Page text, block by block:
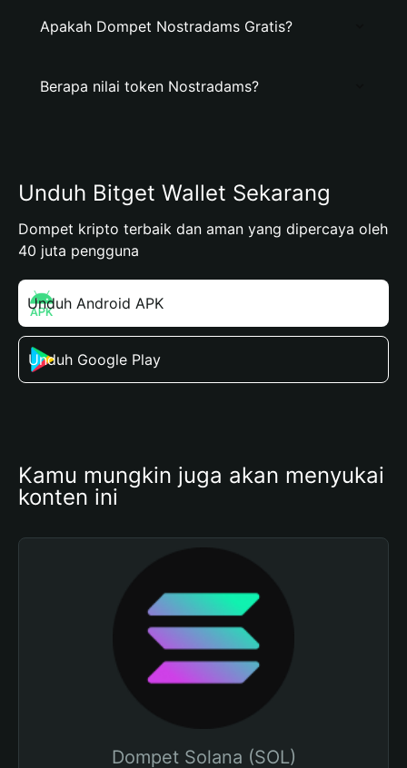
Apakah Dompet Nostradams Gratis?
Berapa nilai token Nostradams?
Unduh Bitget Wallet Sekarang
Dompet kripto terbaik dan aman yang dipercaya oleh
40 juta pengguna
Unduh Android APK
Unduh Google Play
Kamu mungkin juga akan menyukai
konten ini
Dompet Solana (SOL)